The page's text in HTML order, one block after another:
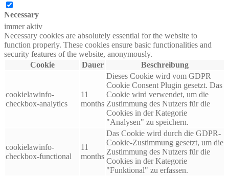
Necessary
immer aktiv
Necessary cookies are absolutely essential for the website to
function properly. These cookies ensure basic functionalities and
security features of the website, anonymously.
Cookie
Dauer Beschreibung
cookielawinfo-
checkbox-analytics
11
months
Dieses Cookie wird vom GDPR
Cookie Consent Plugin gesetzt. Das
Cookie wird verwendet, um die
Zustimmung des Nutzers für die
Cookies in der Kategorie
"Analysen" zu speichern.
cookielawinfo-
checkbox-functional
11
months
Das Cookie wird durch die GDPR-
Cookie-Zustimmung gesetzt, um die
Zustimmung des Nutzers für die
Cookies in der Kategorie
"Funktional" zu erfassen.